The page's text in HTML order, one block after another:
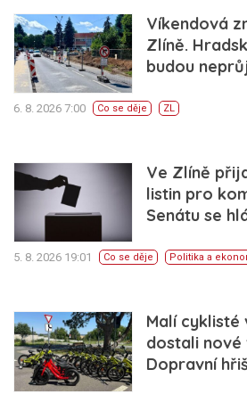
Víkendová
Zlíně.
budou
6. 8. 2026 7:00 Co se děje ZL
Ve Zlíně
listin pro
Senátu se
5. 8. 2026 19:01 Co se děje Politika a
Malí cyklisté
dostali nové
Dopravní